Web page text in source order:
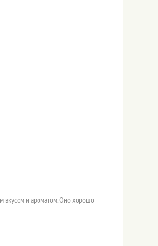
вкусом и ароматом. Оно хорошо